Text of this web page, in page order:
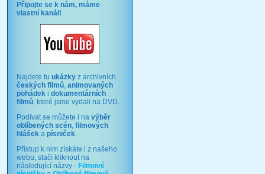
Připojte se k nám, máme
vlastní kanál!
Najdete tu ukázky z archivních
českých filmů, animovaných
pohádek i dokumentárních
filmů, které jsme vydali na DVD.
Podívat se můžete i na výběr
oblíbených scén, filmových
hlášek a písniček.
Přístup k nim získáte i z našeho
webu, stačí kliknout na
následující názvy - Filmové